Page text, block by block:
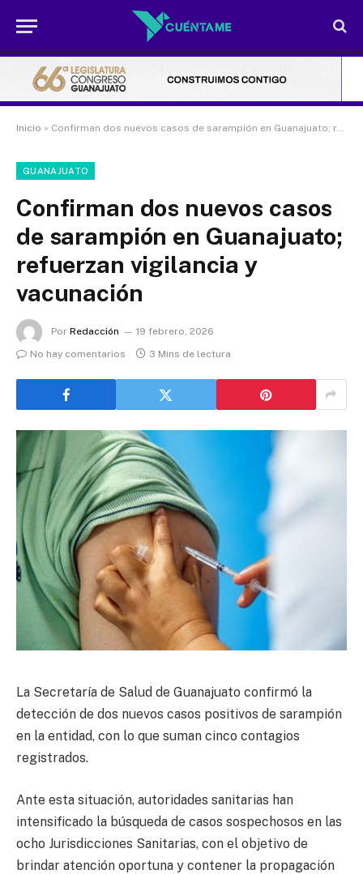
Inicio » Confirman dos nuevos casos de sarampión en Guanajuato; refuerzan vigilancia y vacunación
GUANAJUATO
Confirman dos nuevos casos
de sarampión en Guanajuato;
refuerzan vigilancia y
vacunación
Por Redacción
19 febrero, 2026
No hay comentarios
3 Mins de lectura
La Secretaría de Salud de Guanajuato confirmó la
detección de dos nuevos casos positivos de sarampión
en la entidad, con lo que suman cinco contagios
registrados.
Ante esta situación, autoridades sanitarias han
intensificado la búsqueda de casos sospechosos en las
ocho Jurisdicciones Sanitarias, con el objetivo de
brindar atención oportuna y contener la propagación